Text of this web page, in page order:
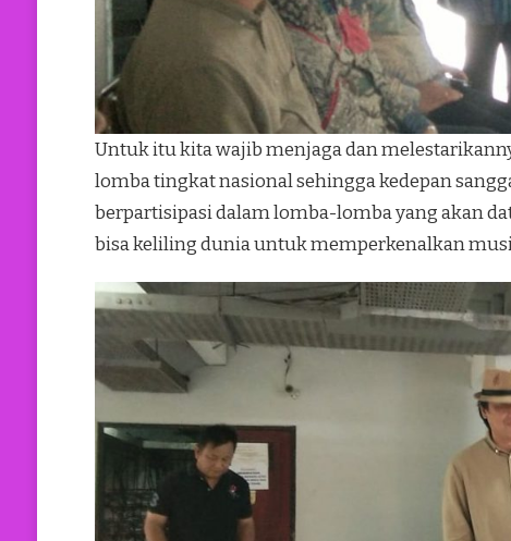
Untuk itu kita wajib menjaga dan
lomba tingkat nasional sehingga kedepan
berpartisipasi dalam lomba-lomba yang akan
bisa keliling dunia untuk memperkenalkan